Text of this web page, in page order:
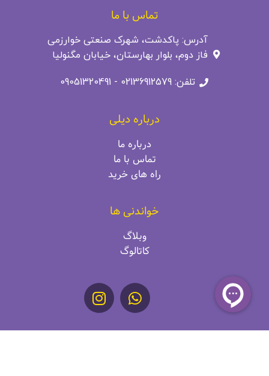
تماس با ما
آدرس: پاکدشت، شهرک صنعتی خوارزمی
فاز دوم، بلوار بهارستان، خیابان مگنولیا
تلفن: 02136912579 - 09051320491
درباره دیلی
درباره ما
تماس با ما
راه‌ های خرید
خواندنی ها
وبلاگ
کاتالوگ